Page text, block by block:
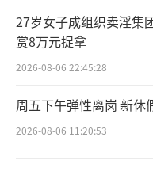
27岁女子成组织卖淫集
赏8万元捉拿
2026-08-06 22:45:28
周五下午弹性离岗 新休
2026-08-06 11:20:53